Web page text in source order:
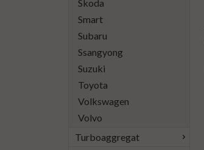
Skoda
Smart
Subaru
Ssangyong
Suzuki
Toyota
Volkswagen
Volvo
Turboaggregat